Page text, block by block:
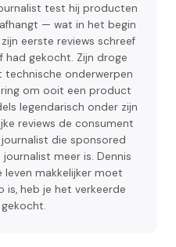
test hij producten
— wat in het begin
eerste reviews schreef
had gekocht. Zijn droge
onderwerpen
om ooit een product
legendarisch onder zijn
reviews de consument
die sponsored
meer is. Dennis
makkelijker moet
is, heb je het verkeerde